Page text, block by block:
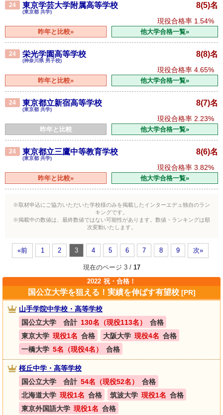
24 東京学芸大学附属高等学校
(東京都 共学)
8(5)名
現役合格率 1.54%
昨年と比較» 他大学合格一覧»
24 栄光学園高等学校
(神奈川県 男子校)
8(8)名
現役合格率 4.65%
昨年と比較» 他大学合格一覧»
24 東京都立新宿高等学校
(東京都 共学)
8(7)名
現役合格率 2.23%
昨年と比較 他大学合格一覧»
24 東京都立三鷹中等教育学校
(東京都 共学)
8(6)名
現役合格率 3.82%
昨年と比較» 他大学合格一覧»
※取材申込にご協力いただいた学校様のみを掲載したインターエデュ独自のラン
キングです。
※掲載中の数値は、最終数値ではない可能性があります。数値・ランキングは順
次変動いたします。
«前 1 2 3 4 5 6 7 8 9 次»
現在のページ 3 / 17
2022 祝・合格！
国公立大学を狙える！実績を伸ばす有望校 [PR]
山手学院中学校・高等学校
国公立大学 合計 130名（現役113名）
合格
東京大学 現役1名 合格 大阪大学 現役4名 合格
一橋大学 5名（現役4名） 合格
桜丘中学・高等学校
国公立大学 合計 54名（現役52名）
合格
北海道大学 現役1名 合格 筑波大学 現役1名 合格
東京外国語大学 現役1名 合格